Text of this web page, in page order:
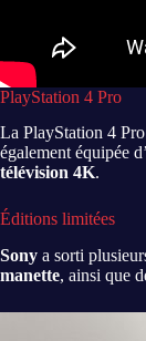
PlayStation 4 Pro
La PlayStation 4
également équipée
télévision 4K.
Éditions limitées
Sony a sorti
manette, ainsi que